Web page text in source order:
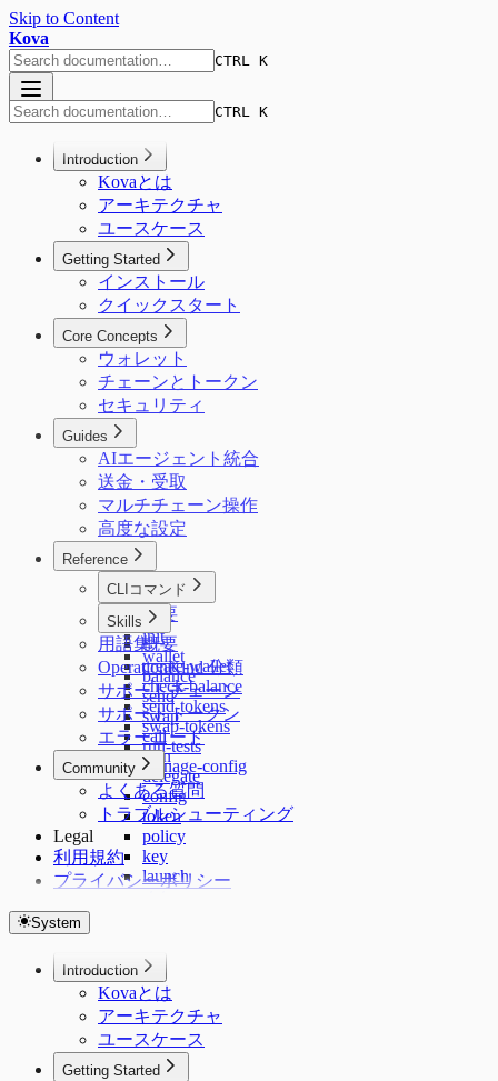
Skip to Content
Kova
CTRL K
CTRL K
Introduction
Kovaとは
アーキテクチャ
ユースケース
Getting Started
インストール
クイックスタート
Core Concepts
ウォレット
チェーンとトークン
セキュリティ
Guides
AIエージェント統合
送金・受取
マルチチェーン操作
高度な設定
Reference
CLIコマンド
概要
init
wallet
balance
send
swap
call
sign
delegate
config
token
policy
key
launch
terms
Skills
概要
create-wallet
check-balance
send-tokens
swap-tokens
run-tests
manage-config
用語集
OperationKind 分類
サポートチェーン
サポートトークン
エラーコード
Community
よくある質問
トラブルシューティング
Legal
利用規約
プライバシーポリシー
System
Introduction
Kovaとは
アーキテクチャ
ユースケース
Getting Started